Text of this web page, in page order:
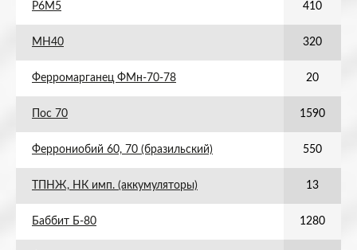
Р6М5 410
МН40 320
Ферромарганец ФМн-70-78 20
Пос 70 1590
Феррониобий 60, 70 (бразильский) 550
ТПНЖ, НК имп. (аккумуляторы) 13
Баббит Б-80 1280